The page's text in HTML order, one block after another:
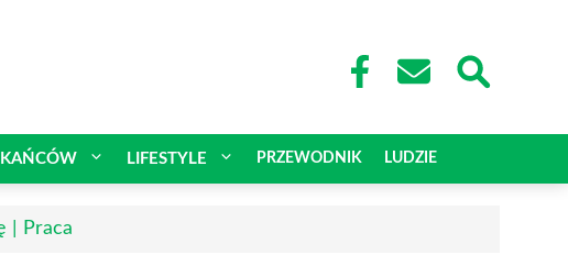
LIFESTYLE PRZEWODNIK LUDZIE
| Praca